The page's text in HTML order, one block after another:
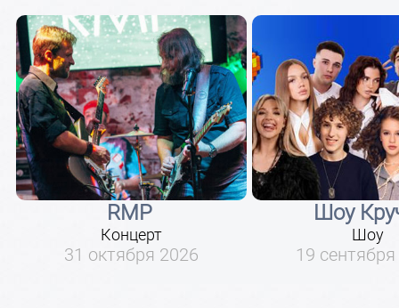
RMP
Концерт
31 октября 2026
Шоу
Шоу
19